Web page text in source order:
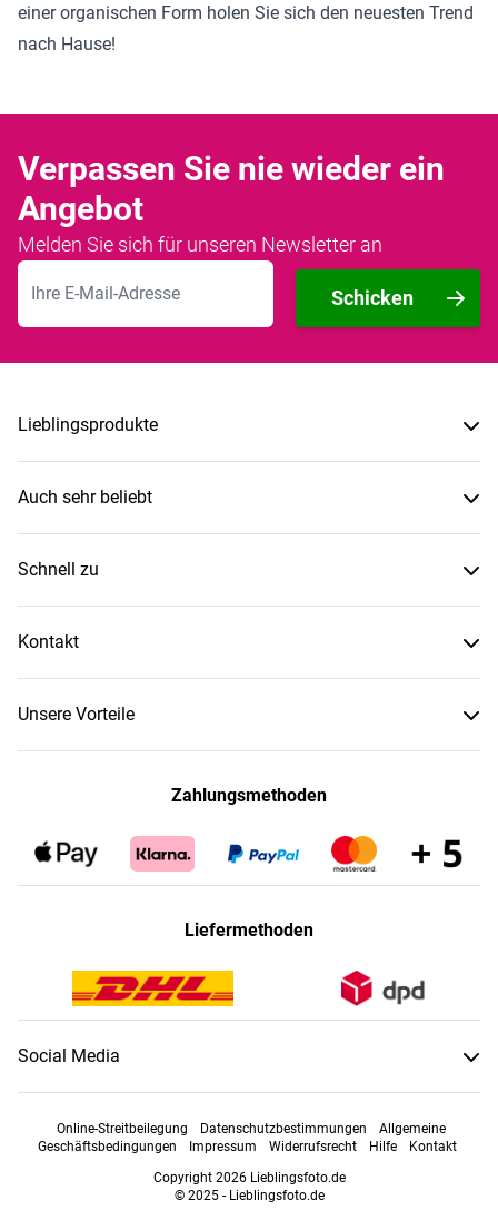
einer organischen Form holen Sie sich den neuesten Trend
nach Hause!
Verpassen Sie nie wieder ein
Angebot
Melden Sie sich für unseren Newsletter an
E-Mailadresse
Schicken
Lieblingsprodukte
Auch sehr beliebt
Schnell zu
Kontakt
Unsere Vorteile
Zahlungsmethoden
Liefermethoden
Social Media
Online-Streitbeilegung Datenschutzbestimmungen
Allgemeine
Geschäftsbedingungen
Impressum Widerrufsrecht Hilfe
Kontakt
Copyright 2026 Lieblingsfoto.de
© 2025 - Lieblingsfoto.de